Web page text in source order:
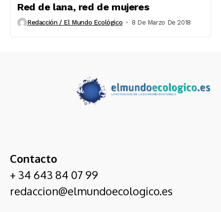
Red de lana, red de mujeres
Redacción / El Mundo Ecológico 8 De Marzo De 2018
Contacto
+ 34 643 84 07 99
redaccion@elmundoecologico.es